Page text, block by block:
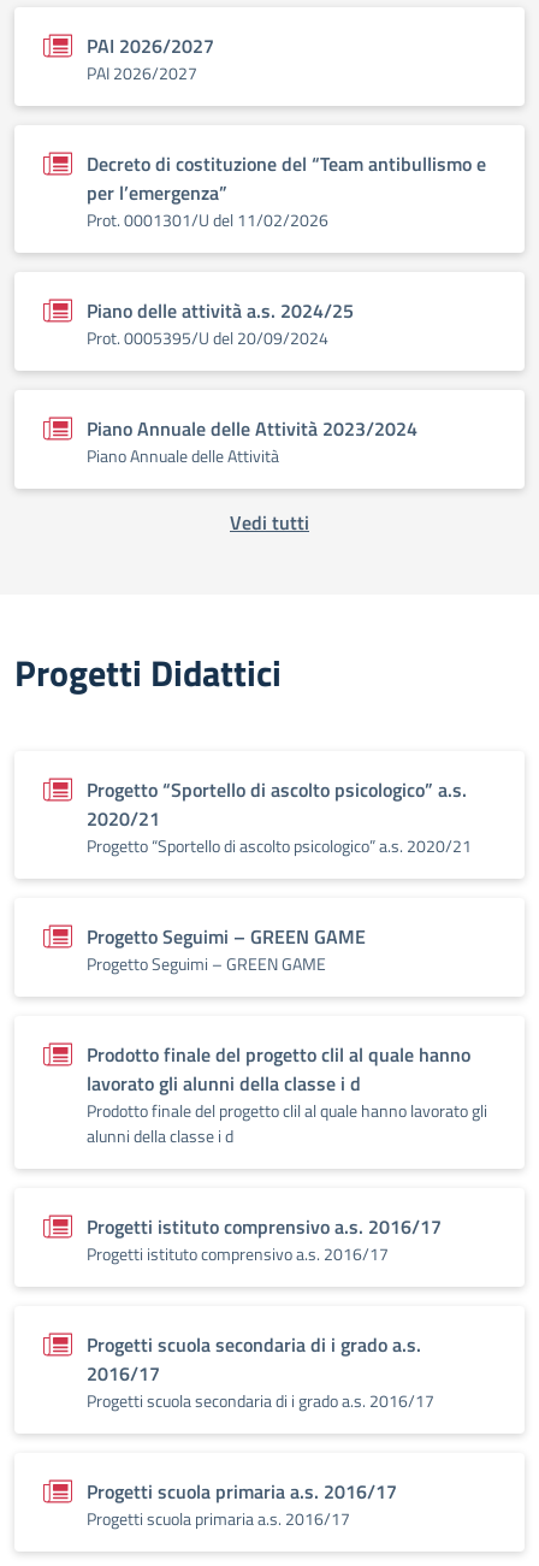
PAI 2026/2027
PAI 2026/2027
Decreto di costituzione del “Team antibullismo e
per l’emergenza”
Prot. 0001301/U del 11/02/2026
Piano delle attività a.s. 2024/25
Prot. 0005395/U del 20/09/2024
Piano Annuale delle Attività 2023/2024
Piano Annuale delle Attività
Vedi tutti
Progetti Didattici
Progetto “Sportello di ascolto psicologico” a.s.
2020/21
Progetto “Sportello di ascolto psicologico” a.s. 2020/21
Progetto Seguimi – GREEN GAME
Progetto Seguimi – GREEN GAME
Prodotto finale del progetto clil al quale hanno
lavorato gli alunni della classe i d
Prodotto finale del progetto clil al quale hanno lavorato gli
alunni della classe i d
Progetti istituto comprensivo a.s. 2016/17
Progetti istituto comprensivo a.s. 2016/17
Progetti scuola secondaria di i grado a.s.
2016/17
Progetti scuola secondaria di i grado a.s. 2016/17
Progetti scuola primaria a.s. 2016/17
Progetti scuola primaria a.s. 2016/17